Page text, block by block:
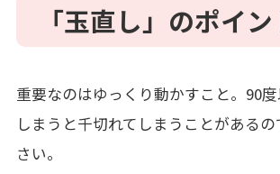
「玉直し」のポイン
重要なのはゆっくり動かすこと。90
しまうと千切れてしまうことがある
さい。